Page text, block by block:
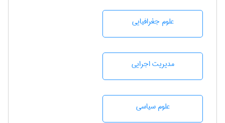
علوم جغرافيايی
مديريت اجرايی
علوم سياسی